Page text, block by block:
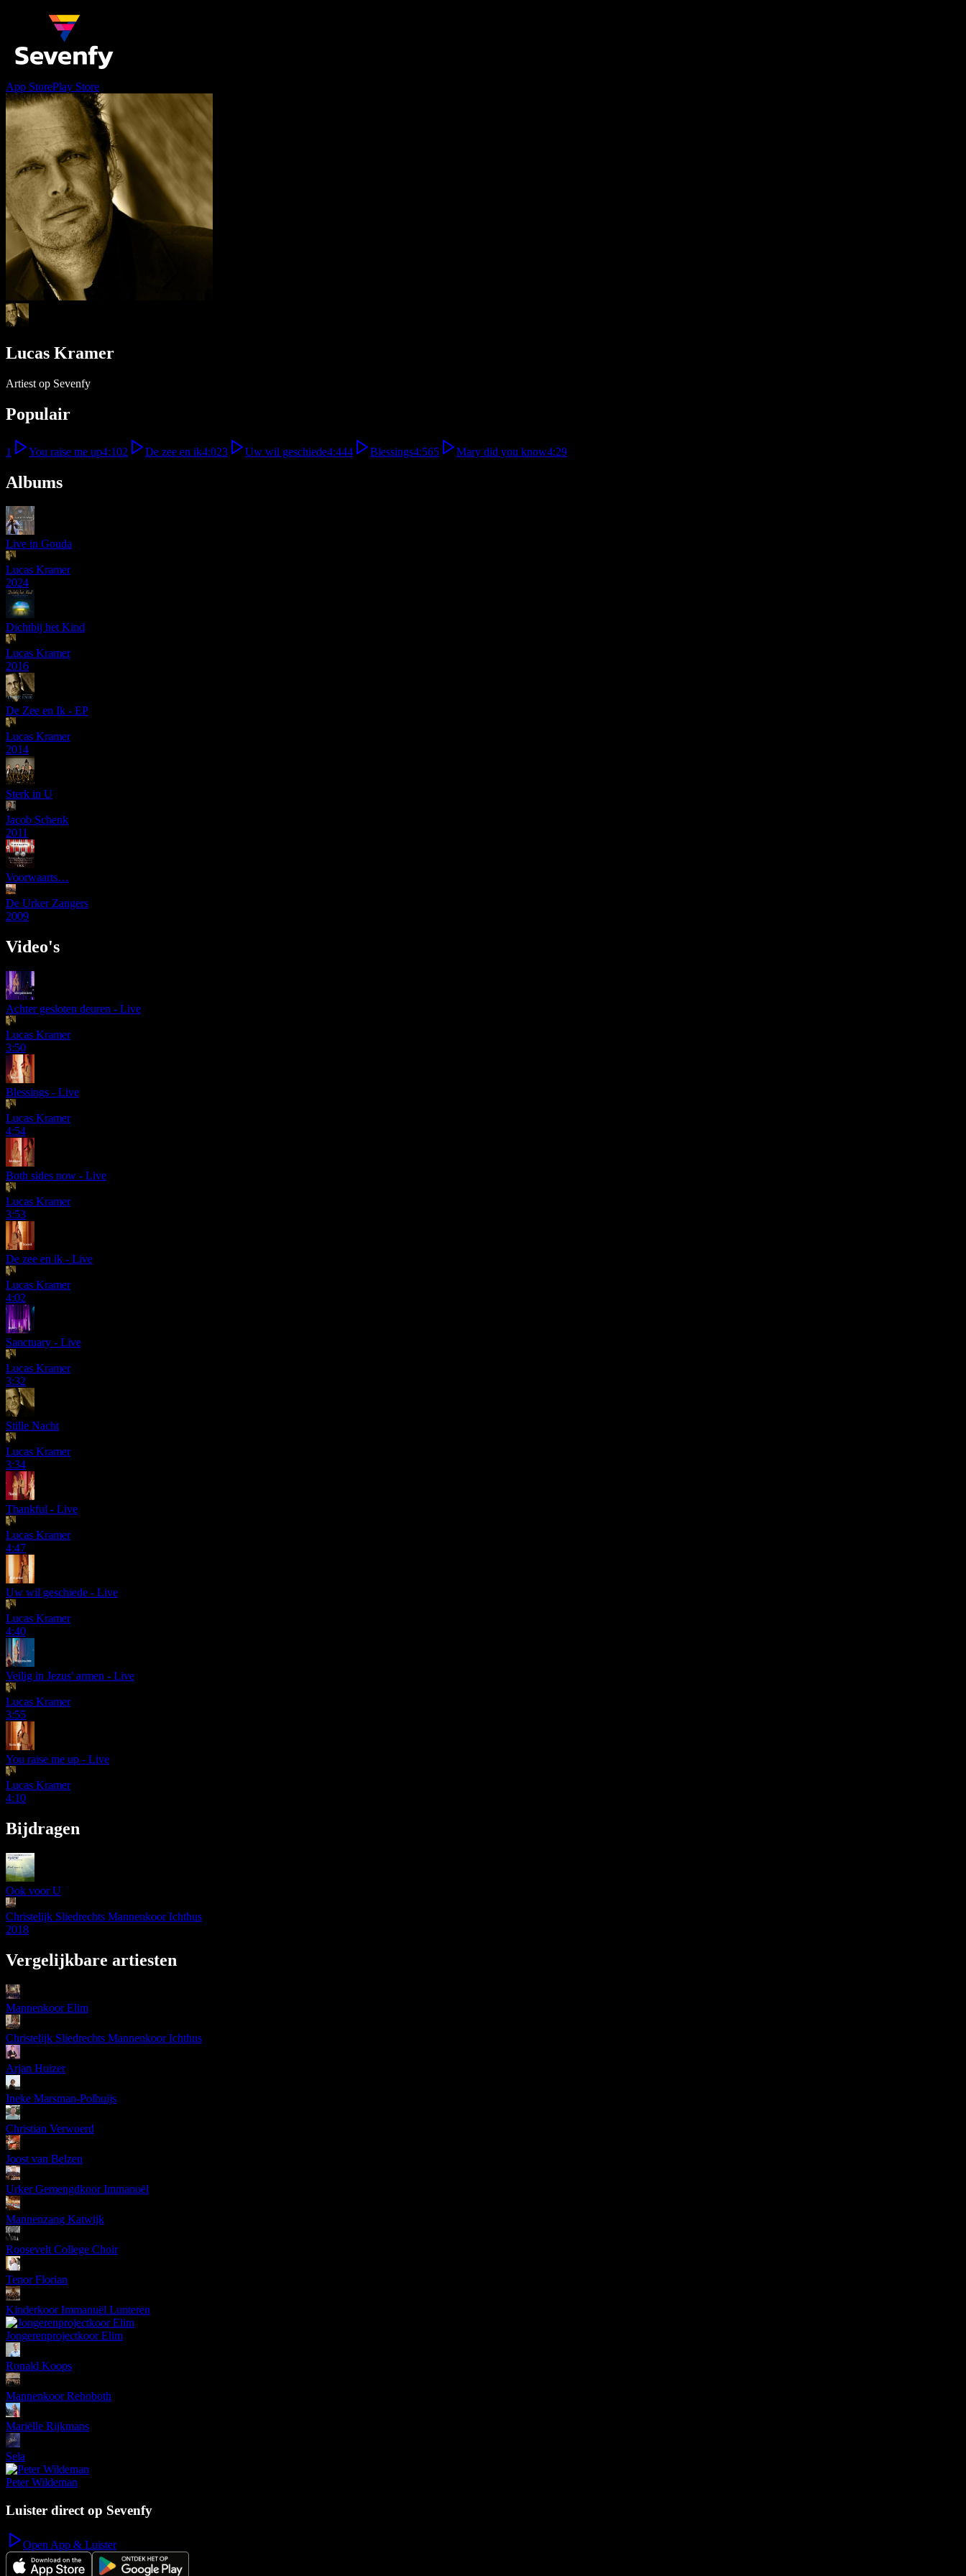
App StorePlay Store
Lucas Kramer
Artiest op Sevenfy
Populair
1 You raise me up4:102 De zee en ik4:023 Uw wil geschiede4:444 Blessings4:565 Mary did you know4:29
Albums
Live in Gouda
Lucas Kramer
2024
Dichtbij het Kind
Lucas Kramer
2016
De Zee en Ik - EP
Lucas Kramer
2014
Sterk in U
Jacob Schenk
2011
Voorwaarts…
De Urker Zangers
2009
Video's
Achter gesloten deuren - Live
Lucas Kramer
3:50
Blessings - Live
Lucas Kramer
4:54
Both sides now - Live
Lucas Kramer
3:53
De zee en ik - Live
Lucas Kramer
4:02
Sanctuary - Live
Lucas Kramer
3:32
Stille Nacht
Lucas Kramer
3:34
Thankful - Live
Lucas Kramer
4:47
Uw wil geschiede - Live
Lucas Kramer
4:40
Veilig in Jezus' armen - Live
Lucas Kramer
3:55
You raise me up - Live
Lucas Kramer
4:10
Bijdragen
Ook voor U
Christelijk Sliedrechts Mannenkoor Ichthus
2018
Vergelijkbare artiesten
Mannenkoor Elim
Christelijk Sliedrechts Mannenkoor Ichthus
Arjan Huizer
Ineke Marsman-Polhuijs
Christian Verwoerd
Joost van Belzen
Urker Gemengdkoor Immanuël
Mannenzang Katwijk
Roosevelt College Choir
Tenor Florian
Kinderkoor Immanuël Lunteren
Jongerenprojectkoor Elim
Ronald Koops
Mannenkoor Rehoboth
Mariëlle Rijkmans
Sela
Peter Wildeman
Luister direct op Sevenfy
Open App & Luister